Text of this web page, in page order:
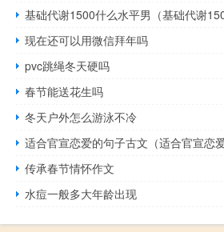
基础代谢1500什么水平男（基础代谢
现在还可以用微信拜年吗
pvc跳绳冬天硬吗
春节能送花生吗
冬天户外怎么游泳不冷
适合官宣恋爱的句子古文（适合官宣恋
传承春节情怀作文
水痘一般多大年龄出现